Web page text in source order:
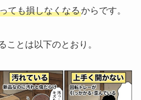
ても損しなくなるからです。
ことは以下のとおり。